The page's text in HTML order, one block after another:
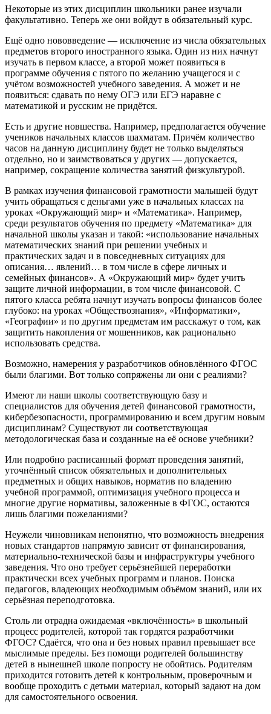
Некоторые из этих дисциплин школьники ранее изучали
факультативно. Теперь же они войдут в обязательный курс.
Ещё одно нововведение — исключение из числа обязательных
предметов второго иностранного языка. Один из них начнут
изучать в первом классе, а второй может появиться в
программе обучения с пятого по желанию учащегося и с
учётом возможностей учебного заведения. А может и не
появиться: сдавать по нему ОГЭ или ЕГЭ наравне с
математикой и русским не придётся.
Есть и другие новшества. Например, предполагается обучение
учеников начальных классов шахматам. Причём количество
часов на данную дисциплину будет не только выделяться
отдельно, но и заимствоваться у других — допускается,
например, сокращение количества занятий физкультурой.
В рамках изучения финансовой грамотности малышей будут
учить обращаться с деньгами уже в начальных классах на
уроках «Окружающий мир» и «Математика». Например,
среди результатов обучения по предмету «Математика» для
начальной школы указан и такой: «использование начальных
математических знаний при решении учебных и
практических задач и в повседневных ситуациях для
описания… явлений… в том числе в сфере личных и
семейных финансов». А «Окружающий мир» будет учить
защите личной информации, в том числе финансовой. С
пятого класса ребята начнут изучать вопросы финансов более
глубоко: на уроках «Обществознания», «Информатики»,
«Географии» и по другим предметам им расскажут о том, как
защитить накопления от мошенников, как рационально
использовать средства.
Возможно, намерения у разработчиков обновлённого ФГОС
были благими. Вот только сопряжены ли они с реалиями?
Имеют ли наши школы соответствующую базу и
специалистов для обучения детей финансовой грамотности,
кибербезопасности, программированию и всем другим новым
дисциплинам? Существуют ли соответствующая
методологическая база и созданные на её основе учебники?
Или подробно расписанный формат проведения занятий,
уточнённый список обязательных и дополнительных
предметных и общих навыков, норматив по владению
учебной программой, оптимизация учебного процесса и
многие другие нормативы, заложенные в ФГОС, остаются
лишь благими пожеланиями?
Неужели чиновникам непонятно, что возможность внедрения
новых стандартов напрямую зависит от финансирования,
материально-технической базы и инфраструктуры учебного
заведения. Что оно требует серьёзнейшей переработки
практически всех учебных программ и планов. Поиска
педагогов, владеющих необходимым объёмом знаний, или их
серьёзная переподготовка.
Столь ли отрадна ожидаемая «включённость» в школьный
процесс родителей, которой так гордятся разработчики
ФГОС? Сдаётся, что она и без новых правил превышает все
мыслимые пределы. Без помощи родителей большинству
детей в нынешней школе попросту не обойтись. Родителям
приходится готовить детей к контрольным, проверочным и
вообще проходить с детьми материал, который задают на дом
для самостоятельного освоения.